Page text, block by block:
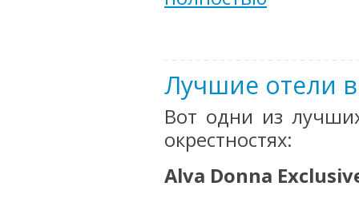
Лучшие отели
Вот одни из
окрестностях:
Alva Donna